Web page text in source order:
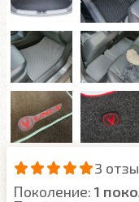
3
Поколение: 1